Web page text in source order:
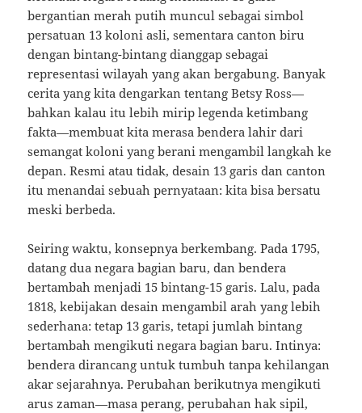
bergantian merah putih muncul sebagai simbol
persatuan 13 koloni asli, sementara canton biru
dengan bintang-bintang dianggap sebagai
representasi wilayah yang akan bergabung. Banyak
cerita yang kita dengarkan tentang Betsy Ross—
bahkan kalau itu lebih mirip legenda ketimbang
fakta—membuat kita merasa bendera lahir dari
semangat koloni yang berani mengambil langkah ke
depan. Resmi atau tidak, desain 13 garis dan canton
itu menandai sebuah pernyataan: kita bisa bersatu
meski berbeda.
Seiring waktu, konsepnya berkembang. Pada 1795,
datang dua negara bagian baru, dan bendera
bertambah menjadi 15 bintang-15 garis. Lalu, pada
1818, kebijakan desain mengambil arah yang lebih
sederhana: tetap 13 garis, tetapi jumlah bintang
bertambah mengikuti negara bagian baru. Intinya:
bendera dirancang untuk tumbuh tanpa kehilangan
akar sejarahnya. Perubahan berikutnya mengikuti
arus zaman—masa perang, perubahan hak sipil,